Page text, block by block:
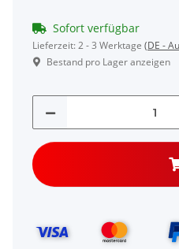
Sofort verfügbar
Lieferzeit:2 - 3 Werktage (DE -
Bestand pro Lager anzeigen